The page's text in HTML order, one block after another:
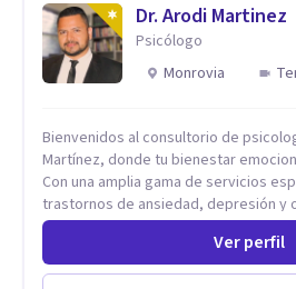
Dr. Arodi Martinez
Psicólogo
Monrovia
Bienvenidos al consultorio de
Martínez, donde tu bienestar
Con una amplia gama de servicios
trastornos de ansiedad, depresión y
emocionales, estamos dedicados a
tratamiento para mejorar tu salud mental. En
consultorio, ofrecemos una variedad
Ver perfil